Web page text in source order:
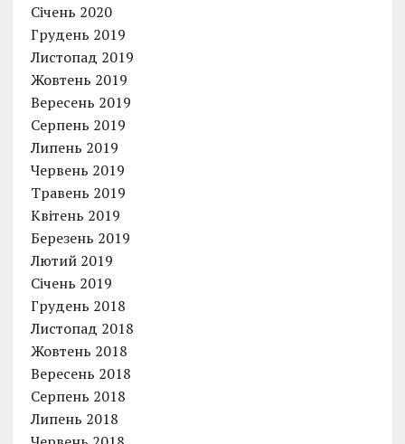
Січень 2020
Грудень 2019
Листопад 2019
Жовтень 2019
Вересень 2019
Серпень 2019
Липень 2019
Червень 2019
Травень 2019
Квітень 2019
Березень 2019
Лютий 2019
Січень 2019
Грудень 2018
Листопад 2018
Жовтень 2018
Вересень 2018
Серпень 2018
Липень 2018